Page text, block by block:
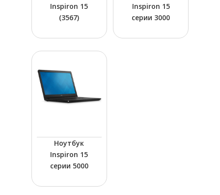
Hit enter to search or ESC to close
Inspiron 15
(3567)
Inspiron 15
серии 3000
Ноутбук
Inspiron 15
серии 5000